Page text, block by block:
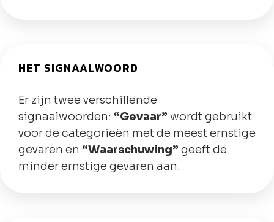
HET SIGNAALWOORD
Er zijn twee verschillende
signaalwoorden: “Gevaar” wordt gebruikt
voor de categorieën met de meest ernstige
gevaren en “Waarschuwing” geeft de
minder ernstige gevaren aan.